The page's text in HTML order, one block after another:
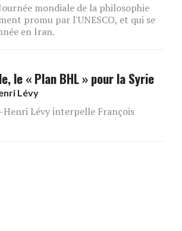
mondiale de la philosophie
promu par l'UNESCO, et qui se
en Iran.
le « Plan BHL » pour la Syrie
Lévy
Henri Lévy interpelle François